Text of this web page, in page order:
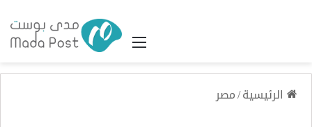
القائمة
الرئيسية/مصر